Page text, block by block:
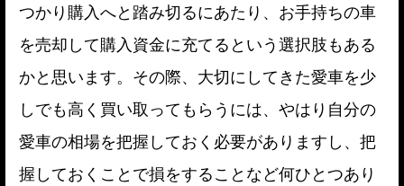
つかり購入へと踏み切るにあたり、お手持ちの車
を売却して購入資金に充てるという選択肢もある
かと思います。その際、大切にしてきた愛車を少
しでも高く買い取ってもらうには、やはり自分の
愛車の相場を把握しておく必要がありますし、把
握しておくことで損をすることなど何ひとつあり